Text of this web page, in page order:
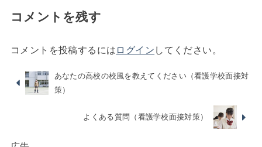
コメントを残す
コメントを投稿するには ログイン してください。
あなたの高校の校風を教えてください（看護学校面接対
策）
よくある質問（看護学校面接対策）